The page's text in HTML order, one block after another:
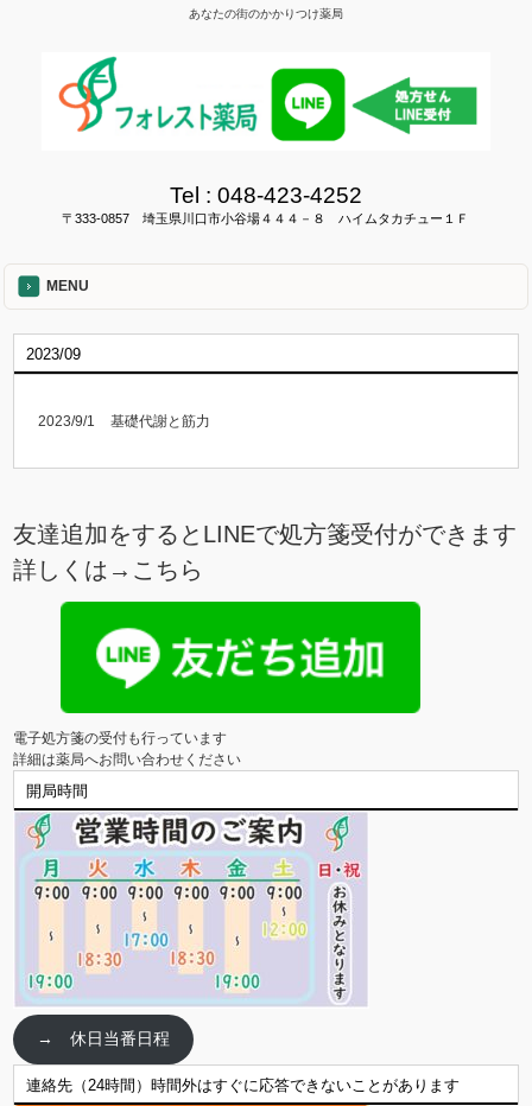
あなたの街のかかりつけ薬局
Tel : 048-423-4252
〒333-0857 埼玉県川口市小谷場４４４－８ ハイムタカチュー１Ｆ
MENU
2023/09
2023/9/1 基礎代謝と筋力
友達追加をするとLINEで処方箋受付ができます
詳しくは→ こちら
電子処方箋の受付も行っています
詳細は薬局へお問い合わせください
開局時間
→ 休日当番日程
連絡先（24時間）時間外はすぐに応答できないことがあります